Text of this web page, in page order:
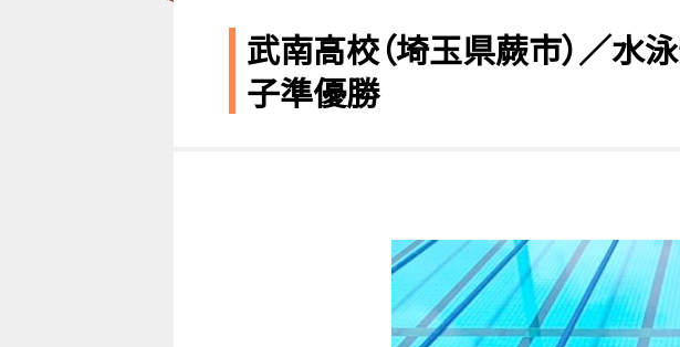
武南高校（埼玉県蕨市）／水
子準優勝